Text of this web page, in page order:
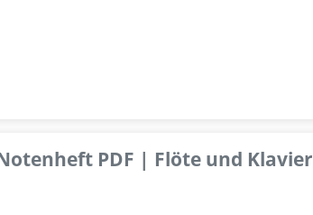
PDF | Flöte und Klavier